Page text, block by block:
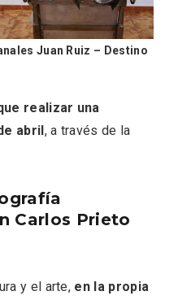
Juan Ruiz – Destino
realizar una
abril, a través de la
Carlos Prieto
y el arte, en la propia